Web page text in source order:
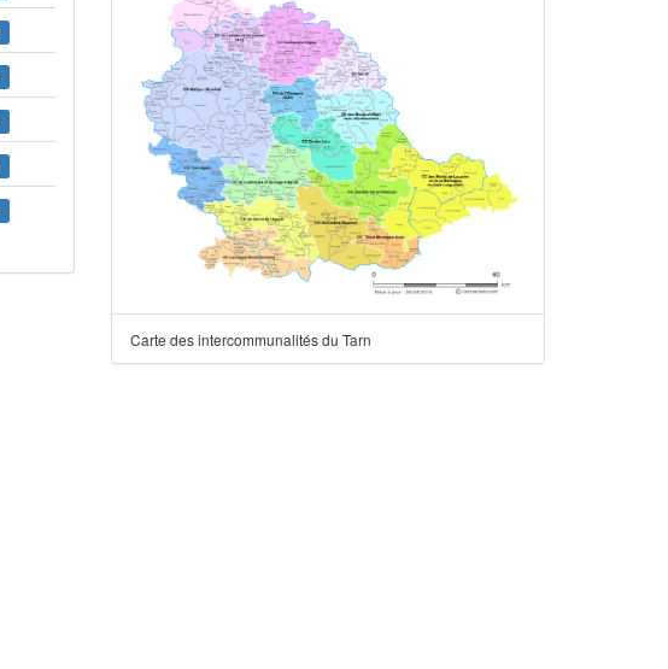
Carte des intercommunalités du Tarn